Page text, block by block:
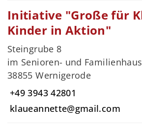
Initiative "Große für
Kinder in Aktion"
Steingrube 8
im Senioren- und Familienhaus
38855 Wernigerode
+49 3943 42801
klaueannette@gmail.com